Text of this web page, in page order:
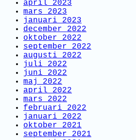
april 2023
mars 2023
januari 2023
december 2022
oktober 2022
september 2022
augusti 2022
juli 2022
juni 2022
maj 2022
april 2022
mars 2022
februari 2022
januari 2022
oktober 2021
september 2021